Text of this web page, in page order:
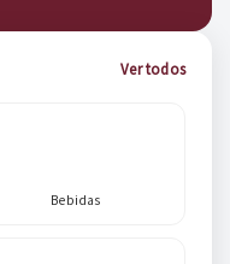
Ver todos
Bebidas